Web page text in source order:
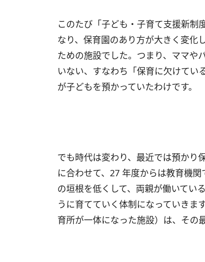
このたび「子ども・子育て支援新制
なり、保育園のあり方が大きく変化
ための施設でした。つまり、ママや
いない、すなわち「保育に欠けてい
が子どもを預かっていたわけです。
でも時代は変わり、最近では預かり
に合わせて、27 年度からは教育機
の垣根を低くして、両親が働いてい
うに育てていく体制になっていきま
育所が一体になった施設）は、その